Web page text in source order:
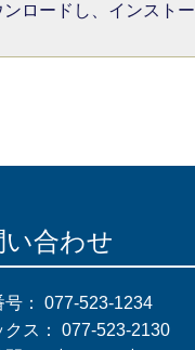
ロードし、インストー
い合わせ
： 077-523-1234
ス： 077-523-2130